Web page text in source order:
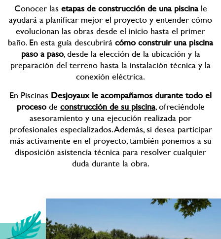
Conocer lasetapas de construcción de una piscinale
ayudará a planificar mejor el proyecto y entender cómo
evolucionan las obras desde el inicio hasta el primer
baño. En esta guía descubrirá cómo construir una piscina
paso a paso, desde la elección de la ubicación y la
preparación del terreno hasta la instalación técnica y la
conexión eléctrica.
En Piscinas Desjoyaux le acompañamos durante todo el
proceso de construcción de su piscina, ofreciéndole
asesoramiento y una ejecución realizada por
profesionales especializados. Además, si desea participar
más activamente en el proyecto, también ponemos a su
disposición asistencia técnica para resolver cualquier
duda durante la obra.